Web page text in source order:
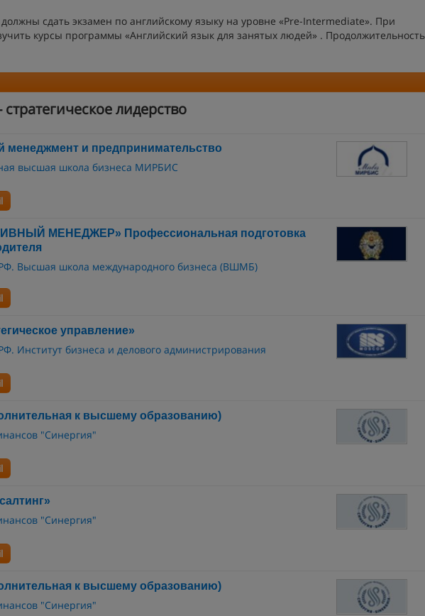
сдать экзамен по английскому языку на уровне «Pre-Intermediate». При
курсы программы «Английский язык для занятых людей» . Продолжительность
лидерство
менеджмент и предпринимательство
высшая школа бизнеса МИРБИС
МЕНЕДЖЕР» Профессиональная подготовка
Высшая школа международного бизнеса (ВШМБ)
управление»
Институт бизнеса и делового администрирования
к высшему образованию)
"Синергия"
"Синергия"
к высшему образованию)
"Синергия"